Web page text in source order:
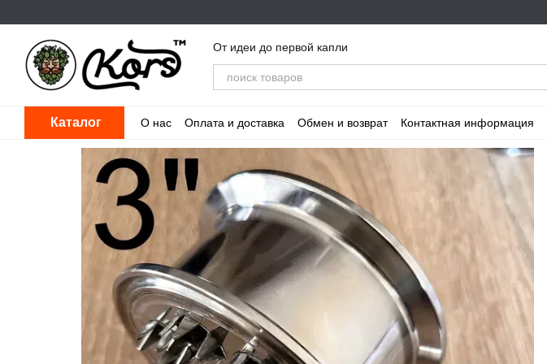
От идеи до первой капли
Каталог О нас Оплата и доставка Обмен и возврат Контактная информация